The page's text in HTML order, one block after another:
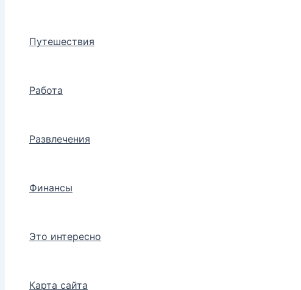
Путешествия
Работа
Развлечения
Финансы
Это интересно
Карта сайта